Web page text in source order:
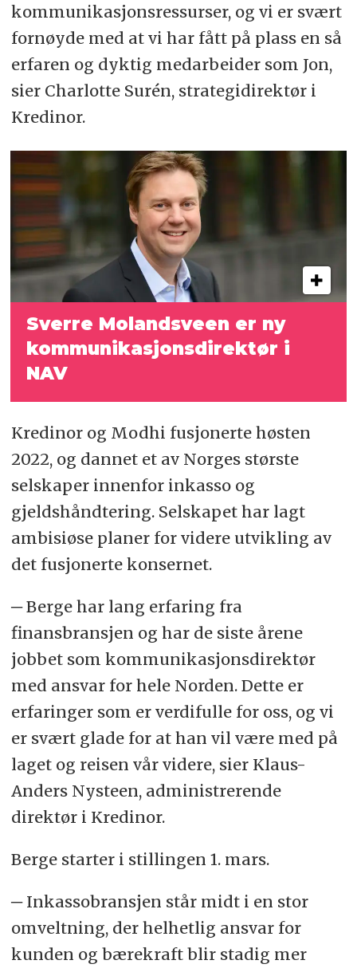
kommunikasjonsressurser, og vi er svært
fornøyde med at vi har fått på plass en så
erfaren og dyktig medarbeider som Jon,
sier Charlotte Surén, strategidirektør i
Kredinor.
Sverre Molandsveen er ny
kommunikasjons­direktør i
NAV
Kredinor og Modhi fusjonerte høsten
2022, og dannet et av Norges største
selskaper innenfor inkasso og
gjeldshåndtering. Selskapet har lagt
ambisiøse planer for videre utvikling av
det fusjonerte konsernet.
─ Berge har lang erfaring fra
finansbransjen og har de siste årene
jobbet som kommunikasjonsdirektør
med ansvar for hele Norden. Dette er
erfaringer som er verdifulle for oss, og vi
er svært glade for at han vil være med på
laget og reisen vår videre, sier Klaus-
Anders Nysteen, administrerende
direktør i Kredinor.
Berge starter i stillingen 1. mars.
─ Inkassobransjen står midt i en stor
omveltning, der helhetlig ansvar for
kunden og bærekraft blir stadig mer